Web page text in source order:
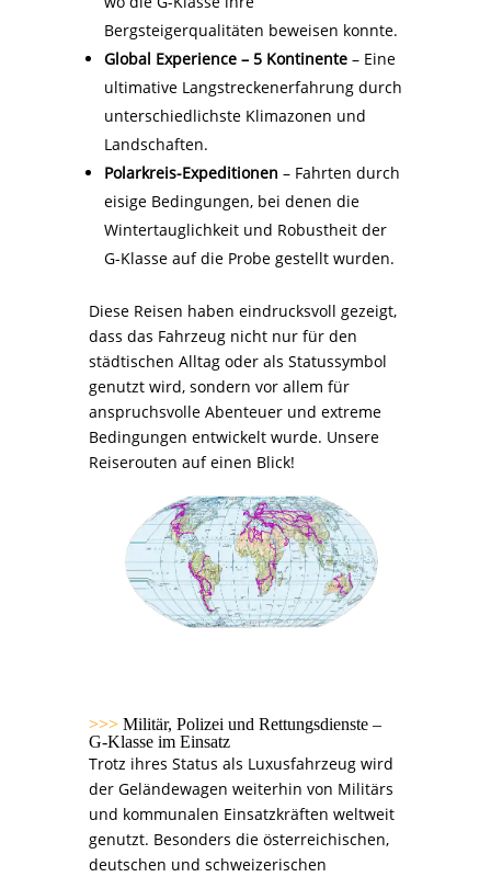
Bergsteigerqualitäten beweisen konnte.
Global Experience – 5 Kontinente– Eine
ultimative Langstreckenerfahrung durch
unterschiedlichste Klimazonen und
Landschaften.
Polarkreis-Expeditionen – Fahrten durch
eisige Bedingungen, bei denen die
Wintertauglichkeit und Robustheit der
G-Klasse auf die Probe gestellt wurden.
Diese Reisen haben eindrucksvoll gezeigt,
dass das Fahrzeug nicht nur für den
städtischen Alltag oder als Statussymbol
genutzt wird, sondern vor allem für
anspruchsvolle Abenteuer und extreme
Bedingungen entwickelt wurde. Unsere
Reiserouten auf einen Blick!
>>> Militär, Polizei und Rettungsdienste –
G-Klasse im Einsatz
Trotz ihres Status als Luxusfahrzeug wird
der Geländewagen weiterhin von Militärs
und kommunalen Einsatzkräften weltweit
genutzt. Besonders die österreichischen,
deutschen und schweizerischen